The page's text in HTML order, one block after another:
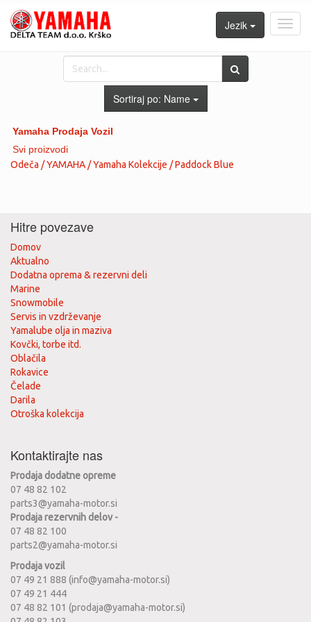
Jezik
Sortiraj po: Name
Yamaha Prodaja Vozil
Svi proizvodi
Odeča / YAMAHA / Yamaha Kolekcije / Paddock Blue
Hitre povezave
Domov
Aktualno
Dodatna oprema & rezervni deli
Marine
Snowmobile
Servis in vzdrževanje
Yamalube olja in maziva
Kovčki, torbe itd.
Oblačila
Rokavice
Čelade
Darila
Otroška kolekcija
Kontaktirajte nas
Prodaja dodatne opreme
07 48 82 102
parts3@yamaha-motor.si
Prodaja rezervnih delov -
07 48 82 100
parts2@yamaha-motor.si
Prodaja vozil
07 49 21 888 (info@yamaha-motor.si)
07 49 21 444
07 48 82 101 (prodaja@yamaha-motor.si)